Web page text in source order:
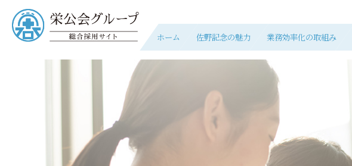
ホーム 佐野記念の魅力 業務効率化の取組み